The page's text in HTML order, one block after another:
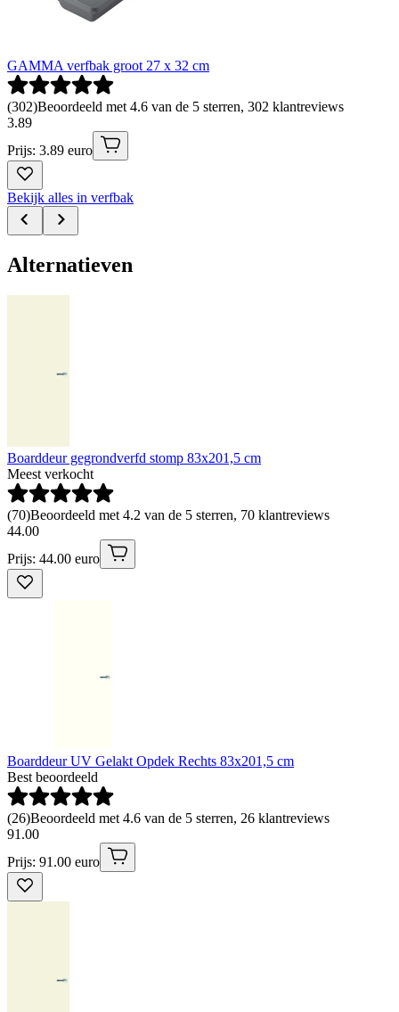
GAMMA verfbak groot 27 x 32 cm
(302)Beoordeeld met 4.6 van de 5 sterren, 302 klantreviews
3.89
Prijs: 3.89 euro
Bekijk alles in verfbak
Alternatieven
Boarddeur gegrondverfd stomp 83x201,5 cm
Meest verkocht
(70)Beoordeeld met 4.2 van de 5 sterren, 70 klantreviews
44.00
Prijs: 44.00 euro
Boarddeur UV Gelakt Opdek Rechts 83x201,5 cm
Best beoordeeld
(26)Beoordeeld met 4.6 van de 5 sterren, 26 klantreviews
91 .00
Prijs: 91.00 euro